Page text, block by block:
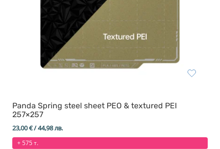
Panda Spring steel sheet PEO & textured PEI
257×257
23,00€/ 44,98 лв.
+ 575 т.